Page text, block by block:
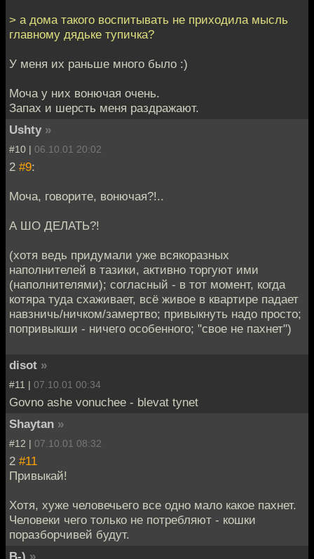
> а дома такого воспитывать не приходила мысль
главному дядьке тупичка?
У меня их раньше много было :)
Моча у них вонючая очень.
Запах и шерсть меня раздражают.
Ushty »
#10 | 06.10.01 20:02
2 #9:
Моча, говорите, вонючая?!..
А ШО ДЕЛАТЬ?!
(хотя ведь придумали уже всякоразных
наполнителей в тазики, активно торгуют ими
(наполнителями); согласный - в тот момент, когда
котяра туда схаживает, всё живое в квартире падает
навзничь/ничком/замертво; привыкнуть надо просто;
попривыкши - ничего особенного; "свое не пахнет")
disot »
#11 | 07.10.01 00:34
Govno ashe vonuchee - blevat tynet
Shaytan »
#12 | 07.10.01 08:32
2 #11
Привыкай!
Хотя, хуже человечьего все одно мало какое пахнет.
Человеки чего только не потребляют - кошки
поразборчивей будут.